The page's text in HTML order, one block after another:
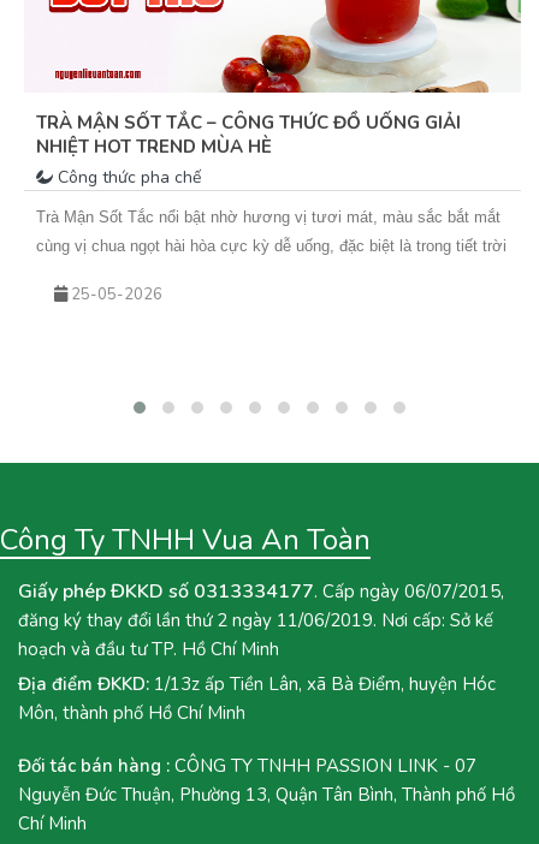
TRÀ MẬN SỐT TẮC – CÔNG THỨC ĐỒ UỐNG GIẢI
NHIỆT HOT TREND MÙA HÈ
Công thức pha chế
Trà Mận Sốt Tắc nổi bật nhờ hương vị tươi mát, màu sắc bắt mắt
cùng vị chua ngọt hài hòa cực kỳ dễ uống, đặc biệt là trong tiết trời
đậm vị và sốt tắc chua thanh giúp món nước này không chỉ giải
Toàn khám phá ngay công thức Trà Mận Sốt Tắc dưới đây nhé!
25-05-2026
Công Ty TNHH Vua An Toàn
Giấy phép ĐKKD số 0313334177. Cấp ngày 06/07/2015,
đăng ký thay đổi lần thứ 2 ngày 11/06/2019. Nơi cấp: Sở kế
hoạch và đầu tư TP. Hồ Chí Minh
Địa điểm ĐKKD: 1/13z ấp Tiền Lân, xã Bà Điểm, huyện Hóc
Môn, thành phố Hồ Chí Minh
Đối tác bán hàng : CÔNG TY TNHH PASSION LINK - 07
Nguyễn Đức Thuận, Phường 13, Quận Tân Bình, Thành phố Hồ
Chí Minh